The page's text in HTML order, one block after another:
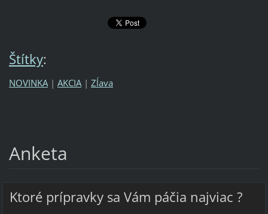
Štítky:
NOVINKA | AKCIA | Zĺava
Anketa
Ktoré prípravky sa Vám páčia najviac ?